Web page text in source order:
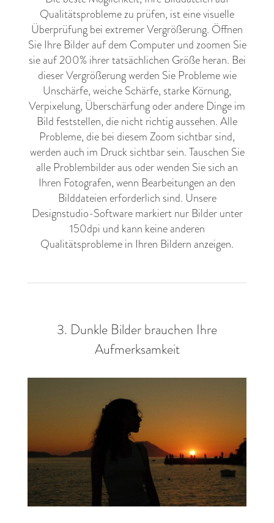
Qualitätsprobleme zu prüfen, ist eine visuelle
Überprüfung bei extremer Vergrößerung. Öffnen
Sie Ihre Bilder auf dem Computer und zoomen Sie
sie auf 200% ihrer tatsächlichen Größe heran. Bei
dieser Vergrößerung werden Sie Probleme wie
Unschärfe, weiche Schärfe, starke Körnung,
Verpixelung, Überschärfung oder andere Dinge im
Bild feststellen, die nicht richtig aussehen. Alle
Probleme, die bei diesem Zoom sichtbar sind,
werden auch im Druck sichtbar sein. Tauschen Sie
alle Problembilder aus oder wenden Sie sich an
Ihren Fotografen, wenn Bearbeitungen an den
Bilddateien erforderlich sind. Unsere
Designstudio-Software markiert nur Bilder unter
150dpi und kann keine anderen
Qualitätsprobleme in Ihren Bildern anzeigen.
3. Dunkle Bilder brauchen Ihre
Aufmerksamkeit